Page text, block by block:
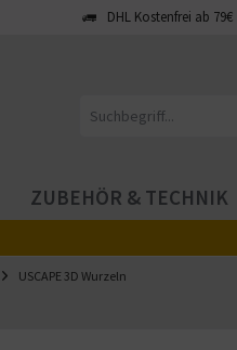
DHL Kostenfrei ab 79€
ZUBEHÖR & TECHNIK
USCAPE 3D Wurzeln